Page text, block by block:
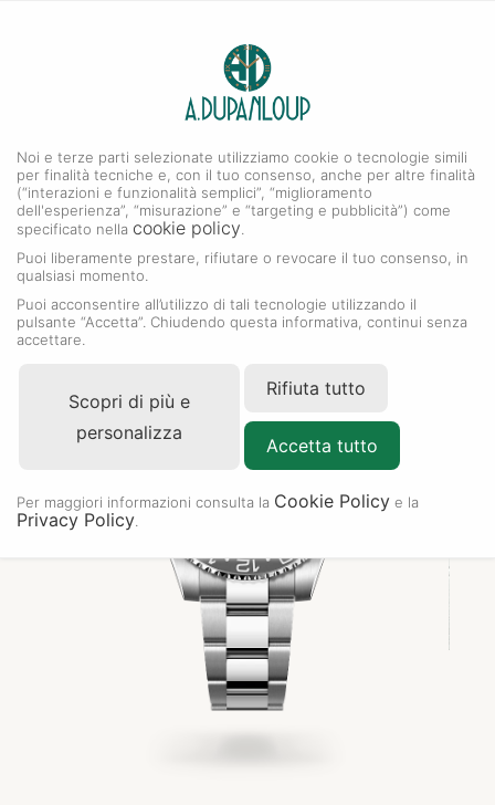
Collezione GMT-Master II
Noi e terze parti selezionate utilizziamo cookie o tecnologie simili
per finalità tecniche e, con il tuo consenso, anche per altre finalità
(“interazioni e funzionalità semplici”, “miglioramento
dell'esperienza”, “misurazione” e “targeting e pubblicità”) come
specificato nella cookie policy
Puoi liberamente prestare, rifiutare o revocare il tuo consenso, in
qualsiasi momento.
Puoi acconsentire all’utilizzo di tali tecnologie utilizzando il
pulsante “Accetta”. Chiudendo questa informativa, continui senza
accettare.
Scopri di più e
personalizza
Rifiuta tutto
Accetta tutto
Per maggiori informazioni consulta la Cookie Policy e la
Privacy Policy